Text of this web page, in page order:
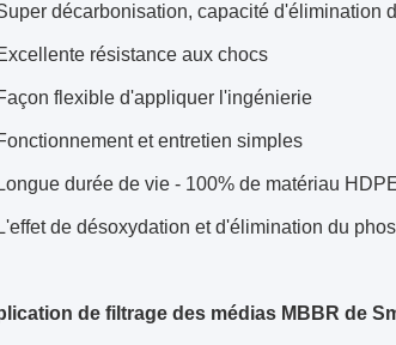
décarbonisation, capacité d'élimination
résistance aux chocs
flexible d'appliquer l'ingénierie
et entretien simples
Longue durée de vie - 100% de matériau
L'effet de désoxydation et d'élimination du
de filtrage des médias MBBR de